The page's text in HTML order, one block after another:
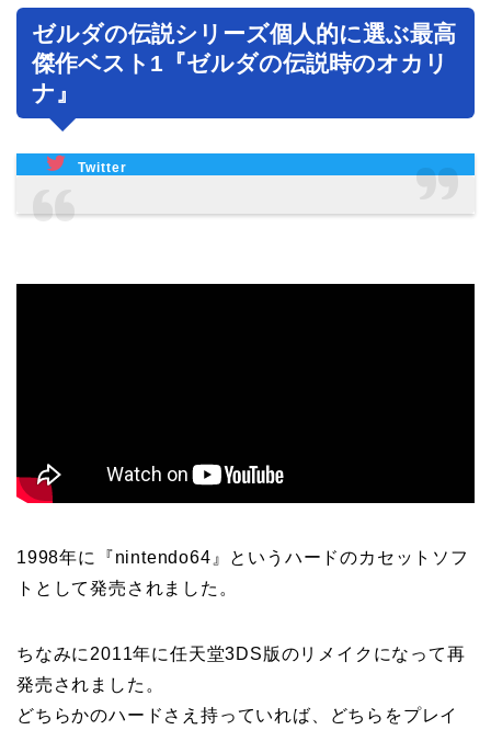
ゼルダの伝説シリーズ個人的に選ぶ最高
傑作ベスト1『ゼルダの伝説時のオカリ
ナ』
Twitter
1998年に『nintendo64』というハードのカセットソフ
トとして発売されました。
ちなみに2011年に任天堂3DS版のリメイクになって再
発売されました。
どちらかのハードさえ持っていれば、どちらをプレイ